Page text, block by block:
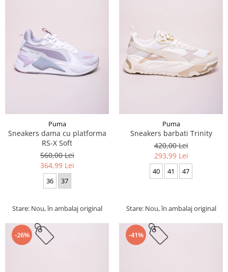
Puma
Sneakers dama cu platforma
RS-X Soft
560,00 Lei
364,99 Lei
36 37
Stare: Nou, în ambalaj original
Puma
Sneakers barbati Trinity
420,00 Lei
293,99 Lei
40 41 47
Stare: Nou, în ambalaj original
-26% -41%